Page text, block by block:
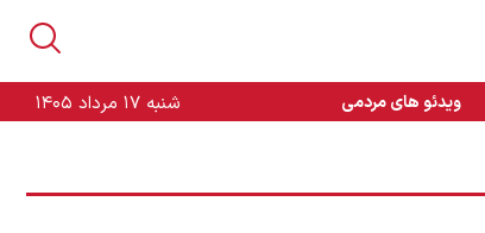
ویدئو های مردمی شنبه ۱۷ مرداد ۱۴۰۵